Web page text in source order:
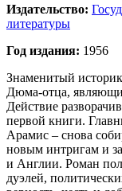
Издательство:
литературы
Год издания: 1956
Знаменитый
Дюма-отца,
Действие
первой книги.
Арамис – снова
новым интригам и
и Англии. Роман
дуэлей,